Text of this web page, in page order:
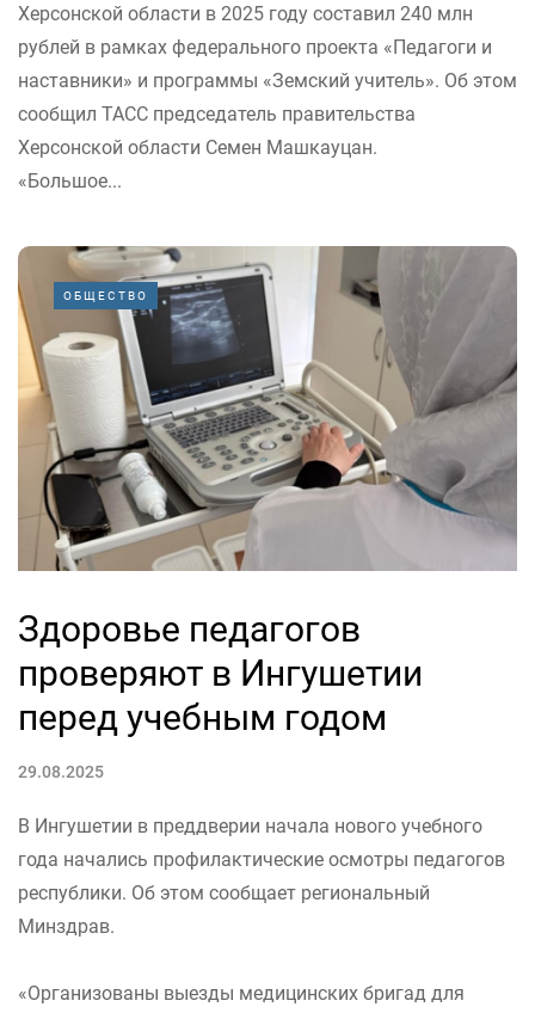
Херсонской области в 2025 году составил 240 млн
рублей в рамках федерального проекта «Педагоги и
наставники» и программы «Земский учитель». Об этом
сообщил ТАСС председатель правительства
Херсонской области Семен Машкауцан.
«Большое...
ОБЩЕСТВО
Здоровье педагогов
проверяют в Ингушетии
перед учебным годом
29.08.2025
В Ингушетии в преддверии начала нового учебного
года начались профилактические осмотры педагогов
республики. Об этом сообщает региональный
Минздрав.
«Организованы выезды медицинских бригад для